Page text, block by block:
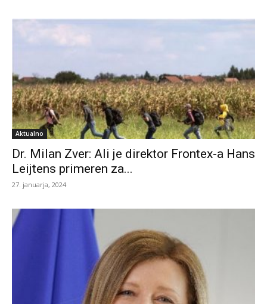
Aktualno
Dr. Milan Zver: Ali je direktor Frontex-a Hans
Leijtens primeren za...
27. januarja, 2024